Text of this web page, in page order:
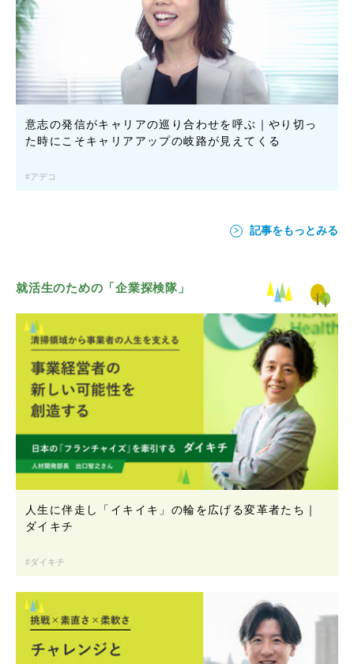
意志の発信がキャリアの巡り合わせを呼ぶ｜やり切っ
た時にこそキャリアアップの岐路が見えてくる
アデコ
記事をもっとみる
就活生のための「企業探検隊」
人生に伴走し「イキイキ」の輪を広げる変革者たち｜
ダイキチ
ダイキチ